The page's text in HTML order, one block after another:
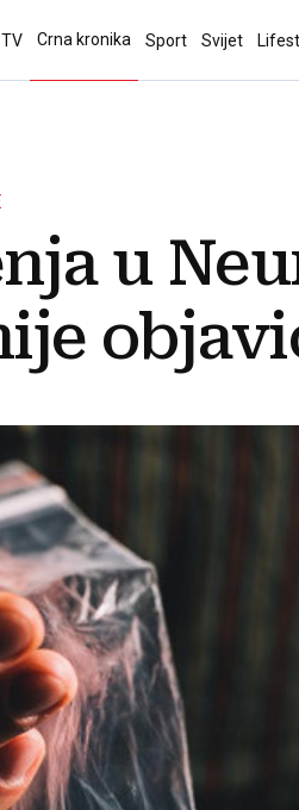
Crna kronika Sport Svijet
u